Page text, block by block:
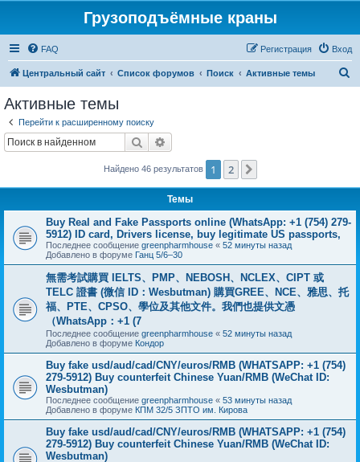
Грузоподъёмные краны
FAQ Вход
Регистрация
Центральный сайт Список форумов Поиск Активные темы
Активные темы
Перейти к расширенному поиску
Поиск
Найдено 46 результатов 1 2
Темы
Buy Real and Fake Passports online (WhatsApp: +1 (754) 279-
5912) ID card, Drivers license, buy legitimate US passports,
Последнее сообщение greenpharmhouse « 52 минуты назад
Добавлено в форуме Ганц 5/6–30
無需考試購買 IELTS、PMP、NEBOSH、NCLEX、CIPT 或
TELC 證書 (微信 ID：Wesbutman) 購買GREE、NCE、雅思、托
福、PTE、CPSO、學位及其他文件。我們也提供文憑
（WhatsApp：+1 (7
Последнее сообщение greenpharmhouse « 52 минуты назад
Добавлено в форуме Кондор
Buy fake usd/aud/cad/CNY/euros/RMB (WHATSAPP: +1 (754)
279-5912) Buy counterfeit Chinese Yuan/RMB (WeChat ID:
Wesbutman)
Последнее сообщение greenpharmhouse « 53 минуты назад
Добавлено в форуме КПМ 32/5 ЗПТО им. Кирова
Buy fake usd/aud/cad/CNY/euros/RMB (WHATSAPP: +1 (754)
279-5912) Buy counterfeit Chinese Yuan/RMB (WeChat ID:
Wesbutman)